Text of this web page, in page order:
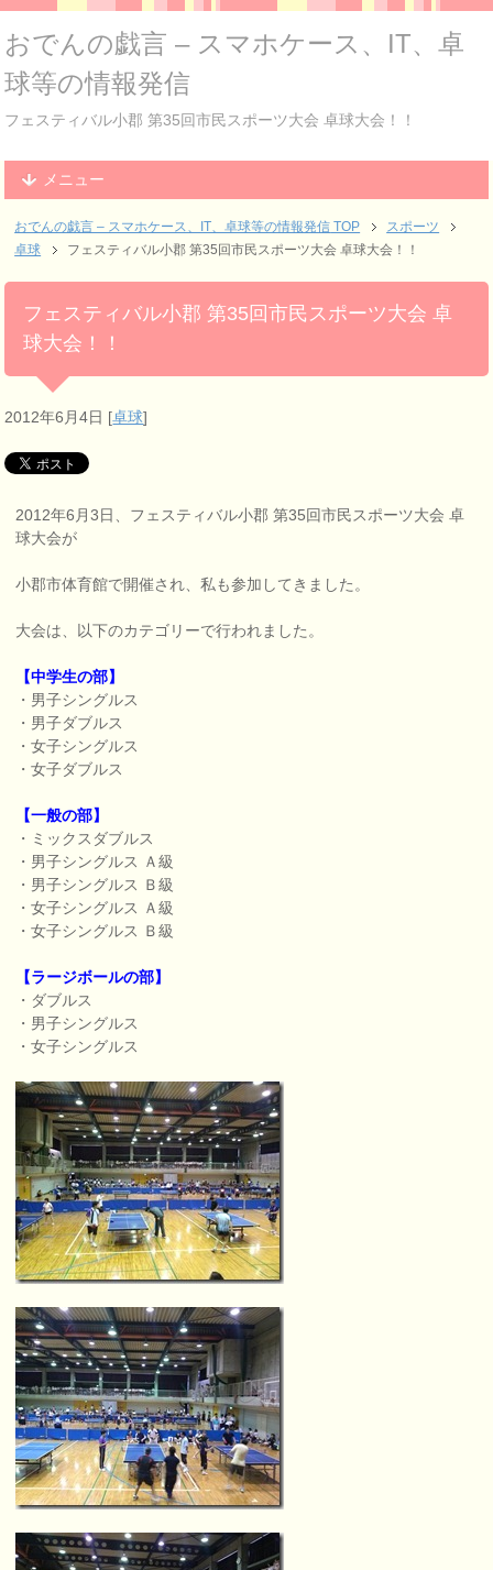
おでんの戯言 – スマホケース、IT、卓
球等の情報発信
フェスティバル小郡 第35回市民スポーツ大会 卓球大会！！
メニュー
おでんの戯言 – スマホケース、IT、卓球等の情報発信 TOP
スポーツ
卓球
フェスティバル小郡 第35回市民スポーツ大会 卓球大会！！
フェスティバル小郡 第35回市民スポーツ大会 卓
球大会！！
2012年6月4日 [卓球]
2012年6月3日、フェスティバル小郡 第35回市民スポーツ大会 卓
球大会が
小郡市体育館で開催され、私も参加してきました。
大会は、以下のカテゴリーで行われました。
【中学生の部】
・男子シングルス
・男子ダブルス
・女子シングルス
・女子ダブルス
【一般の部】
・ミックスダブルス
・男子シングルス Ａ級
・男子シングルス Ｂ級
・女子シングルス Ａ級
・女子シングルス Ｂ級
【ラージボールの部】
・ダブルス
・男子シングルス
・女子シングルス